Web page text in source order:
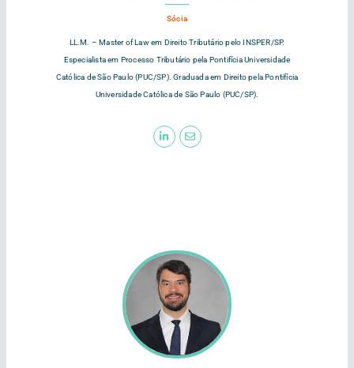
Sócia
LL.M. – Master of Law em Direito Tributário pelo INSPER/SP.
Especialista em Processo Tributário pela Pontifícia Universidade
Católica de São Paulo (PUC/SP). Graduada em Direito pela Pontifícia
Universidade Católica de São Paulo (PUC/SP).